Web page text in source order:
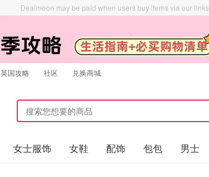
Dealmoon may be paid when users buy items via our links.
英国攻略 社区 兑换商城
女士服饰 女鞋 配饰 包包 男士